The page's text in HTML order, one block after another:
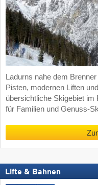
Ladurns nahe dem
Pisten, modernen Liften
übersichtliche Skigebiet im
für Familien und Genuss-
Lifte & Bahnen